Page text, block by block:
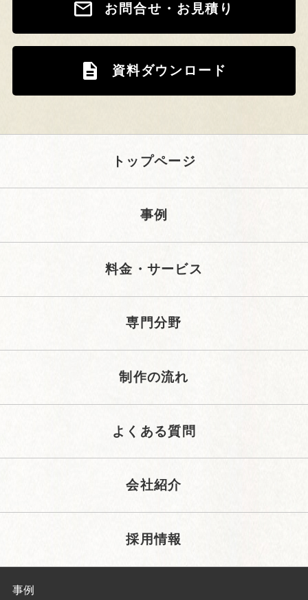
お問合せ・お見積り
資料ダウンロード
トップページ
事例
料金・サービス
専門分野
制作の流れ
よくある質問
会社紹介
採用情報
事例